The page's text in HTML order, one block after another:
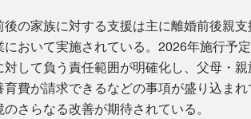
後の家族に対する支援は主に離婚前後親
において実施されている。2026年施行予
対して負う責任範囲が明確化し、父母・
育費が請求できるなどの事項が盛り込ま
さらなる改善が期待されている。